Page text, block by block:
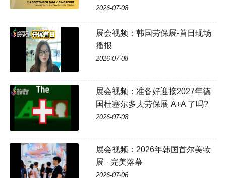
2026-07-08
展会视频：韩国劳保展-首日现场
播报
2026-07-08
展会视频：准备好迎接2027年德
国杜塞尔多夫劳保展 A+A 了吗?
2026-07-08
展会视频：2026年韩国首尔美妆
展 · 完美落幕
2026-07-06